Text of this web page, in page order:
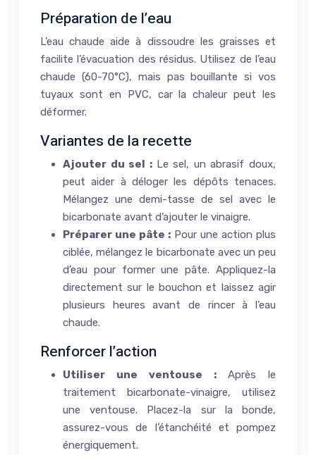
Préparation de l’eau
L’eau chaude aide à dissoudre les graisses et
facilite l’évacuation des résidus. Utilisez de l’eau
chaude (60-70°C), mais pas bouillante si vos
tuyaux sont en PVC, car la chaleur peut les
déformer.
Variantes de la recette
Ajouter du sel : Le sel, un abrasif doux,
peut aider à déloger les dépôts tenaces.
Mélangez une demi-tasse de sel avec le
bicarbonate avant d’ajouter le vinaigre.
Préparer une pâte : Pour une action plus
ciblée, mélangez le bicarbonate avec un peu
d’eau pour former une pâte. Appliquez-la
directement sur le bouchon et laissez agir
plusieurs heures avant de rincer à l’eau
chaude.
Renforcer l’action
Utiliser une ventouse : Après le
traitement bicarbonate-vinaigre, utilisez
une ventouse. Placez-la sur la bonde,
assurez-vous de l’étanchéité et pompez
énergiquement.